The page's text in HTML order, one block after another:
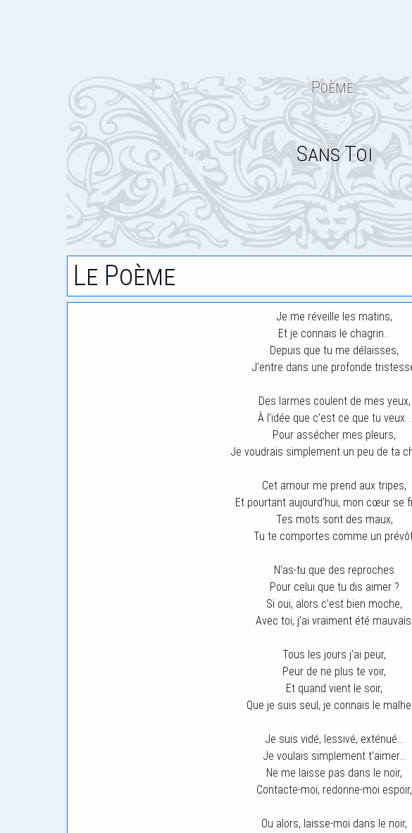
Poème:
Sans Toi
Le Poème
Je me réveille les matins,
Et je connais le chagrin…
Depuis que tu me délaisses,
J’entre dans une profonde
Des larmes coulent de mes yeux,
À l’idée que c’est ce que tu veux…
Pour assécher mes pleurs,
Je voudrais simplement un peu de ta
Cet amour me prend aux tripes,
Et pourtant aujourd’hui, mon cœur se
Tes mots sont des maux,
Tu te comportes comme un
N’as-tu que des reproches
Pour celui que tu dis aimer ?
Si oui, alors c’est bien moche,
Avec toi, j’ai vraiment été mauvais.
Tous les jours j’ai peur,
Peur de ne plus te voir,
Et quand vient le soir,
Que je suis seul, je connais le
Je suis vidé, lessivé, exténué…
Je voulais simplement t’aimer…
Ne me laisse pas dans le noir,
Contacte-moi, redonne-moi espoir,
Ou alors, laisse-moi dans le noir,